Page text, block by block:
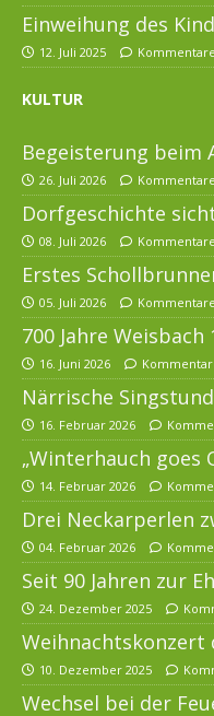
Einweihung des
12. Juli 2025
KULTUR
Begeisterung beim
26. Juli 2026
Dorfgeschichte
08. Juli 2026
Erstes
05. Juli 2026
700 Jahre Weisbach
16. Juni 2026
Närrische
16. Februar 2026
„Winterhauch goes
14. Februar 2026
Drei Neckarperlen
04. Februar 2026
Seit 90 Jahren zur
24. Dezember 2025
Weihnachtskonzert
10. Dezember 2025
Wechsel bei der